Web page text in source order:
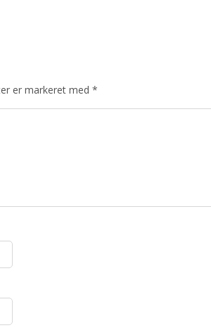
er markeret med *